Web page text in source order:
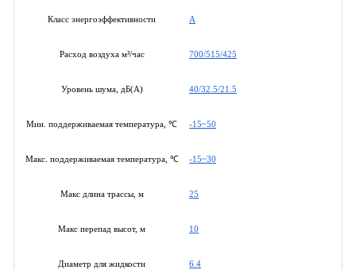
Класс энергоэффективности A
Расход воздуха м³/час 700/515/425
Уровень шума, дБ(А) 40/32.5/21.5
Мин. поддерживаемая температура, ℃ -15~50
Макс. поддерживаемая температура, ℃ -15~30
Макс длина трассы, м 25
Макс перепад высот, м 10
Диаметр для жидкости 6.4